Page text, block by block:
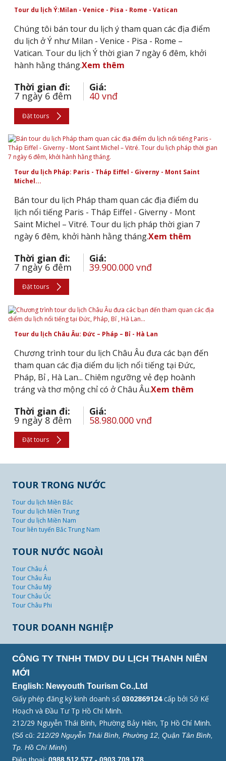
Tour du lịch Ý:Milan - Venice - Pisa - Rome - Vatican
Chúng tôi bán tour du lịch ý tham quan các địa điểm
du lịch ở Ý như Milan - Venice - Pisa - Rome –
Vatican. Tour du lịch Ý thời gian 7 ngày 6 đêm, khởi
hành hằng tháng.Xem thêm
Thời gian đi:
7 ngày 6 đêm
Giá:
40 vnđ
Đặt tours
Tour du lịch Pháp: Paris - Tháp Eiffel - Giverny - Mont Saint
Michel...
Bán tour du lịch Pháp tham quan các địa điểm du
lịch nổi tiếng Paris - Tháp Eiffel - Giverny - Mont
Saint Michel – Vitré. Tour du lịch pháp thời gian 7
ngày 6 đêm, khởi hành hằng tháng.Xem thêm
Thời gian đi:
7 ngày 6 đêm
Giá:
39.900.000 vnđ
Đặt tours
Tour du lịch Châu Âu: Đức – Pháp – Bỉ - Hà Lan
Chương trình tour du lịch Châu Âu đưa các bạn đến
tham quan các địa diểm du lịch nổi tiếng tại Đức,
Pháp, Bỉ , Hà Lan... Chiêm ngưỡng vẻ đẹp hoành
tráng và thơ mộng chỉ có ở Châu Âu.Xem thêm
Thời gian đi:
9 ngày 8 đêm
Giá:
58.980.000 vnđ
Đặt tours
TOUR TRONG NƯỚC
Tour du lịch Miền Bắc
Tour du lịch Miền Trung
Tour du lịch Miền Nam
Tour liên tuyến Bắc Trung Nam
TOUR NƯỚC NGOÀI
Tour Châu Á
Tour Châu Âu
Tour Châu Mỹ
Tour Châu Úc
Tour Châu Phi
TOUR DOANH NGHIỆP
CÔNG TY TNHH TMDV DU LỊCH THANH NIÊN
MỚI
English: Newyouth Tourism Co.,Ltd
Giấy phép đăng ký kinh doanh số 0302869124cấp bởi Sở Kế
Hoạch và Đầu Tư Tp Hồ Chí Minh.
212/29 Nguyễn Thái Bình, Phường Bảy Hiền, Tp Hồ Chí Minh.
(Số cũ: 212/29 Nguyễn Thái Bình, Phường 12, Quận Tân Bình,
Tp. Hồ Chí Minh)
Điện thoại: 0988.512.577 - 0903.709.178